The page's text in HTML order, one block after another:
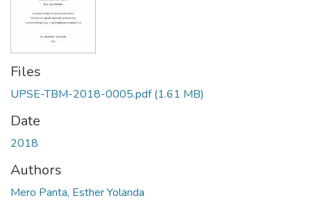
Files
UPSE-TBM-2018-0005.pdf(1.61 MB)
Date
2018
Authors
Mero Panta, Esther Yolanda